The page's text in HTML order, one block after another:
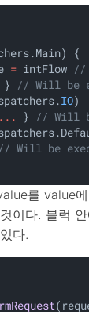
{
= intFlow //
} // Will be
IO)
... } // Will
// Will be
를 value
이다. 블럭
다.